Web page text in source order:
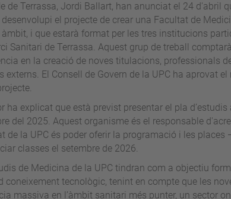
de Terrassa, Jordi Ballart, han anunciat el 24 d'abril
desenvolupi el projecte de crear una Facultat de
i que estarà format per les tres institucions
Sanitari de Terrassa. Aquest grup de treball
en la creació de noves titulacions, professionals
externs. El Consell de Govern de la UPC ha aprovat
ha explicat que està previst presentar el pla
del 2025. Aquest organisme és el responsable
de la UPC és poder oferir la programació i les
classes el setembre de 2026.
de Medicina de la UPC tindran com a objectiu
coneixement tecnològic, tenint en compte que les
massiva en l’àmbit sanitari més punter, un sector